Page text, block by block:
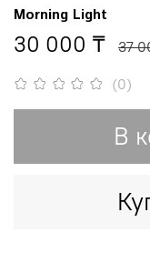
(0)
Morning Light
30 000 ₸ 37
В